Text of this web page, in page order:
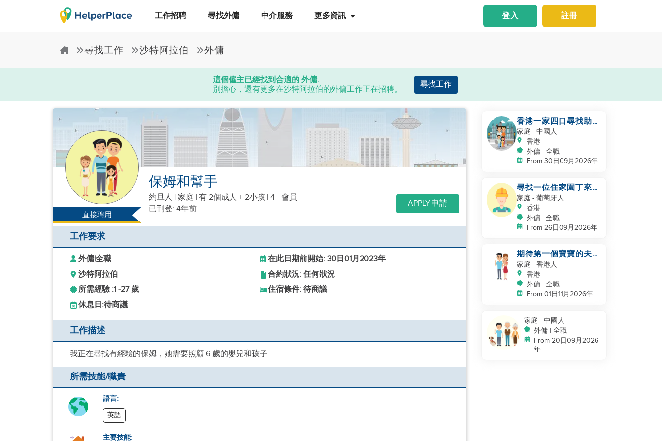
工作招聘 尋找外傭 中介服務 更多資訊 註冊
登入
尋找工作 沙特阿拉伯 外傭
這個僱主已經找到合適的 外傭.
別擔心，還有更多在沙特阿拉伯的外傭工作正在招聘。
尋找工作
直接聘用
保姆和幫手
約旦人 | 家庭 | 有 2個成人 + 2小孩 | 4 - 會員
已刊登: 4年前
APPLY-申請
工作要求
外傭|全職
在此日期前開始: 30日01月2023年
沙特阿拉伯
合約狀況: 任何狀況
所需經驗 :1 -27 歲
住宿條件: 待商議
休息日:待商議
工作描述
我正在尋找有經驗的保姆，她需要照顧 6 歲的嬰兒和孩子
所需技能/職責
語言:
英語
主要技能:
香港一家四口尋找助
手，盡快上任
家庭 - 中國人
香港
外傭 | 全職
From 30日09月2026年
尋找一位住家園丁來管
理我的花園
家庭 - 葡萄牙人
香港
外傭 | 全職
From 26日09月2026年
期待第一個寶寶的夫婦
尋找經驗豐富的助手
家庭 - 香港人
香港
外傭 | 全職
From 01日11月2026年
家庭 - 中國人
外傭 | 全職
From 20日09月2026
年